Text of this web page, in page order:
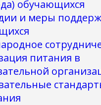
обучающихся
и меры
питания в